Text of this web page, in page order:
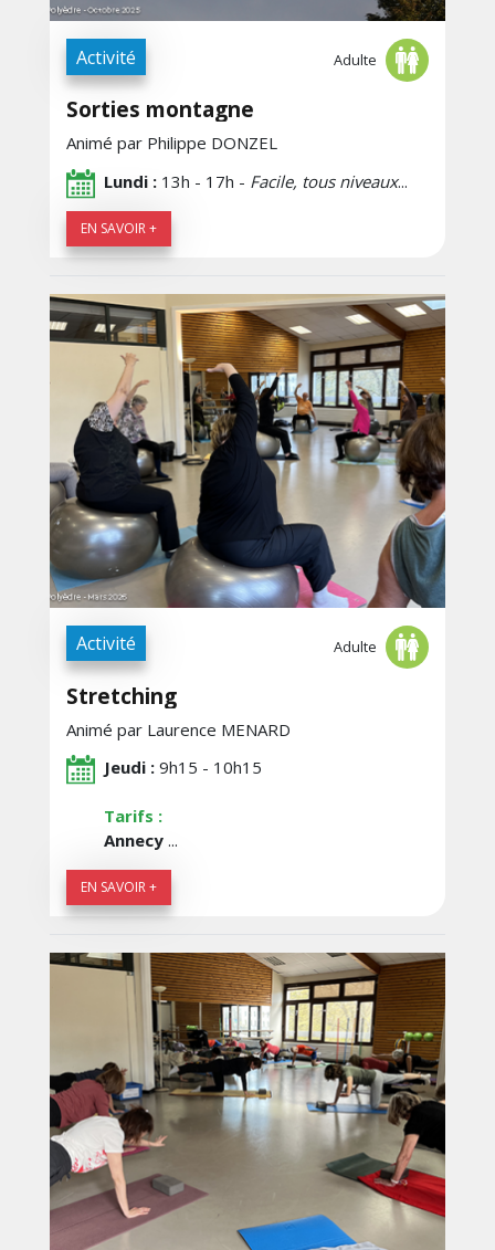
Activité Adulte
Sorties montagne
Animé par Philippe DONZEL
Lundi : 13h - 17h - Facile, tous niveaux...
EN SAVOIR +
Activité Adulte
Stretching
Animé par Laurence MENARD
Jeudi : 9h15 - 10h15
Tarifs :
Annecy ...
EN SAVOIR +